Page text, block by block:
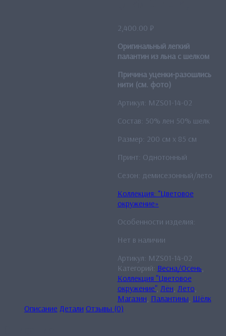
2,400.00 ₽
Оригинальный легкий
палантин из льна с шелком
Причина уценки-разошлись
нити (см. фото)
Артикул: MZS01-14-02
Состав: 50% лен 50% шелк
Размер: 200 см x 85 см
Принт: Однотонный
Сезон: демисезонный/лето
Коллекция: “Цветовое
окружение»
Особенности изделия:
Нет в наличии
Артикул: MZS01-14-02
Категорий: Весна/Осень
Коллекция "Цветовое
окружение", Лён Лето
Магазин Палантины Шёлк
Описание Детали Отзывы (0)